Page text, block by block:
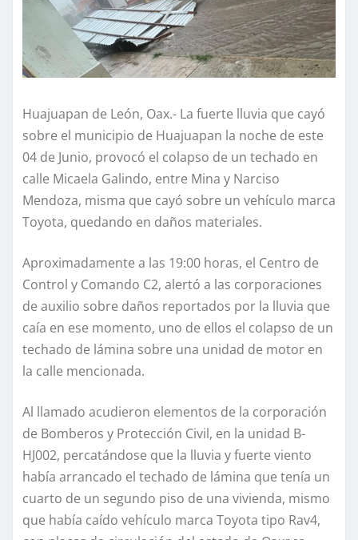
Huajuapan de León, Oax.- La fuerte lluvia que cayó
sobre el municipio de Huajuapan la noche de este
04 de Junio, provocó el colapso de un techado en
calle Micaela Galindo, entre Mina y Narciso
Mendoza, misma que cayó sobre un vehículo marca
Toyota, quedando en daños materiales.
Aproximadamente a las 19:00 horas, el Centro de
Control y Comando C2, alertó a las corporaciones
de auxilio sobre daños reportados por la lluvia que
caía en ese momento, uno de ellos el colapso de un
techado de lámina sobre una unidad de motor en
la calle mencionada.
Al llamado acudieron elementos de la corporación
de Bomberos y Protección Civil, en la unidad B-
HJ002, percatándose que la lluvia y fuerte viento
había arrancado el techado de lámina que tenía un
cuarto de un segundo piso de una vivienda, mismo
que había caído vehículo marca Toyota tipo Rav4,